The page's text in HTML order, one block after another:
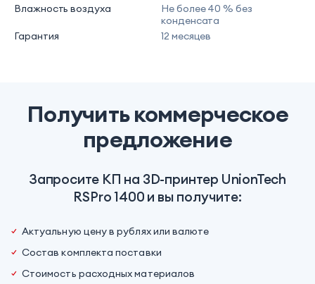
Влажность воздуха
Не более 40 % без
конденсата
Гарантия
12 месяцев
Получить коммерческое
предложение
Запросите КП на 3D-принтер UnionTech
RSPro 1400 и вы получите:
Актуальную цену в рублях или валюте
Состав комплекта поставки
Стоимость расходных материалов